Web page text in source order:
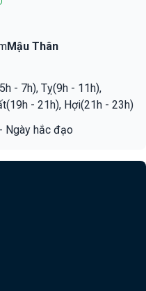
Mậu Thân
- 7h), Tỵ(9h - 11h),
- 21h), Hợi(21h - 23h)
Ngày hắc đạo